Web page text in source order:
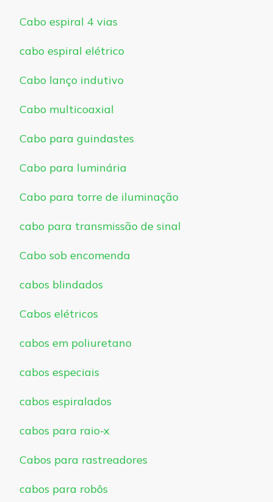
Cabo espiral 4 vias
cabo espiral elétrico
Cabo lanço indutivo
Cabo multicoaxial
Cabo para guindastes
Cabo para luminária
Cabo para torre de iluminação
cabo para transmissão de sinal
Cabo sob encomenda
cabos blindados
Cabos elétricos
cabos em poliuretano
cabos especiais
cabos espiralados
cabos para raio-x
Cabos para rastreadores
cabos para robôs